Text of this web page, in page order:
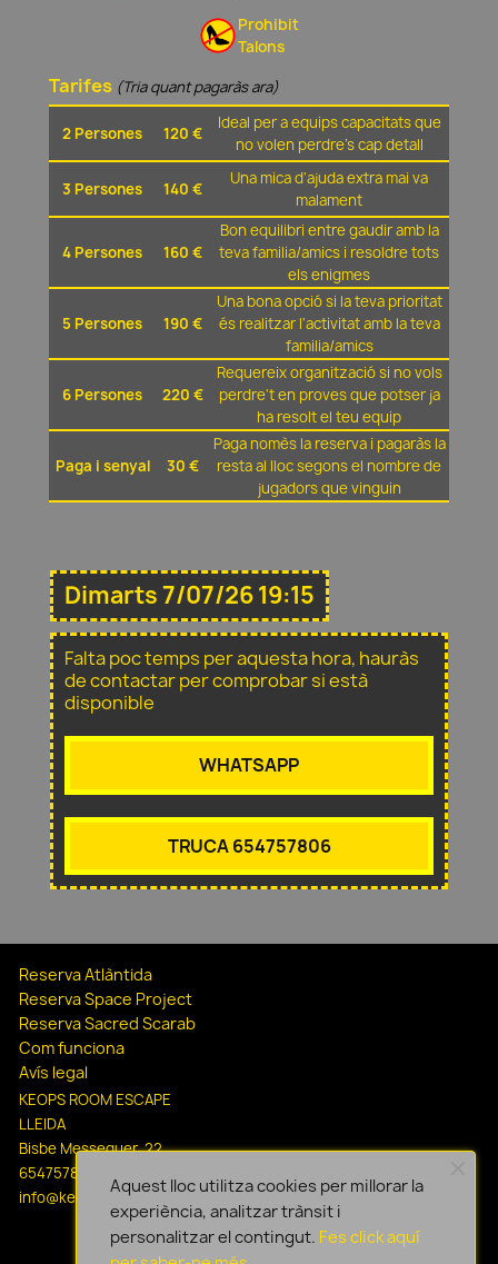
Prohibit
Talons
Tarifes (Tria quant pagaràs ara)
2 Persones 120 €
Ideal per a equips capacitats que
no volen perdre's cap detall
3 Persones 140 €
Una mica d'ajuda extra mai va
malament
4 Persones 160 €
Bon equilibri entre gaudir amb la
teva familia/amics i resoldre tots
els enigmes
5 Persones 190 €
Una bona opció si la teva prioritat
és realitzar l'activitat amb la teva
familia/amics
6 Persones 220 €
Requereix organització si no vols
perdre't en proves que potser ja
ha resolt el teu equip
Paga i senyal 30 €
Paga nomès la reserva i pagaràs la
resta al lloc segons el nombre de
jugadors que vinguin
Dimarts 7/07/26 19:15
Falta poc temps per aquesta hora, hauràs
de contactar per comprobar si està
disponible
WHATSAPP
TRUCA 654757806
Reserva Atlàntida
Reserva Space Project
Reserva Sacred Scarab
Com funciona
Avís legal
KEOPS ROOM ESCAPE
LLEIDA
Bisbe Messeguer, 22
654757806
info@keopsescapelleida.com
Aquest lloc utilitza cookies per millorar la
experiència, analitzar trànsit i
personalitzar el contingut. Fes click aquí